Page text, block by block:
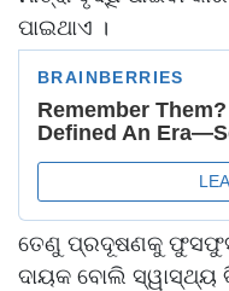
ପାଇଥାଏ ।
ତେଣୁ ପ୍ରଦୂଷଣକୁ ଫୁସଫୁସ୍
ଦାୟକ ବୋଲି ସ୍ୱାସ୍ଥ୍ୟ